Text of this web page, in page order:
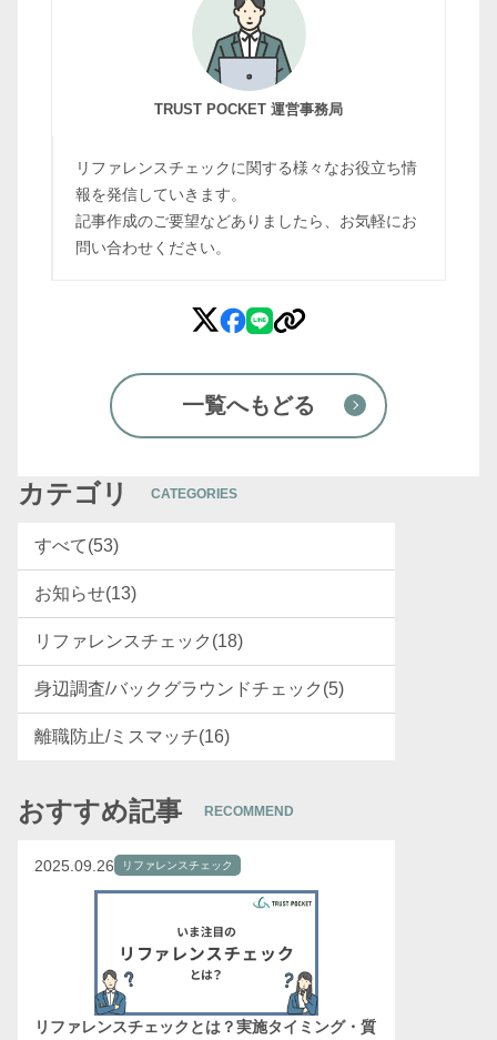
TRUST POCKET 運営事務局
リファレンスチェックに関する様々なお役立ち情
報を発信していきます。
記事作成のご要望などありましたら、お気軽にお
問い合わせください。
一覧へもどる
カテゴリ CATEGORIES
すべて(53)
お知らせ(13)
リファレンスチェック(18)
身辺調査/バックグラウンドチェック(5)
離職防止/ミスマッチ(16)
おすすめ記事 RECOMMEND
2025.09.26 リファレンスチェック
リファレンスチェックとは？実施タイミング・質